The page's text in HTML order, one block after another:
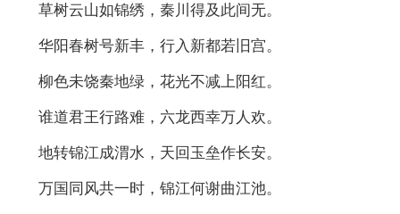
草树云山如锦绣，秦川得及此间无。
华阳春树号新丰，行入新都若旧宫。
柳色未饶秦地绿，花光不减上阳红。
谁道君王行路难，六龙西幸万人欢。
地转锦江成渭水，天回玉垒作长安。
万国同风共一时，锦江何谢曲江池。